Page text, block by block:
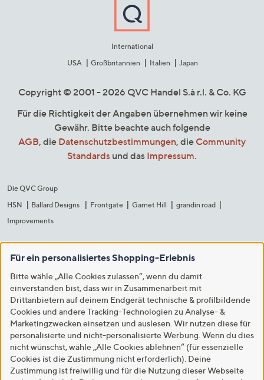
International
USA
Großbritannien Italien Japan
Copyright © 2001 - 2026 QVC Handel S.à r.l. & Co. KG
Für die Richtigkeit der Angaben übernehmen wir keine
Gewähr. Bitte beachte auch folgende
AGB, die Datenschutzbestimmungen, die Community
Standards und das Impressum.
Die QVC Group
HSN
Ballard Designs Frontgate Garnet Hill
grandin road
Improvements
Für ein personalisiertes Shopping-Erlebnis
Bitte wähle „Alle Cookies zulassen“, wenn du damit
einverstanden bist, dass wir in Zusammenarbeit mit
Drittanbietern auf deinem Endgerät technische & profilbildende
Cookies und andere Tracking-Technologien zu Analyse- &
Marketingzwecken einsetzen und auslesen. Wir nutzen diese für
personalisierte und nicht-personalisierte Werbung. Wenn du dies
nicht wünschst, wähle „Alle Cookies ablehnen“ (für essenzielle
Cookies ist die Zustimmung nicht erforderlich). Deine
Zustimmung ist freiwillig und für die Nutzung dieser Webseite